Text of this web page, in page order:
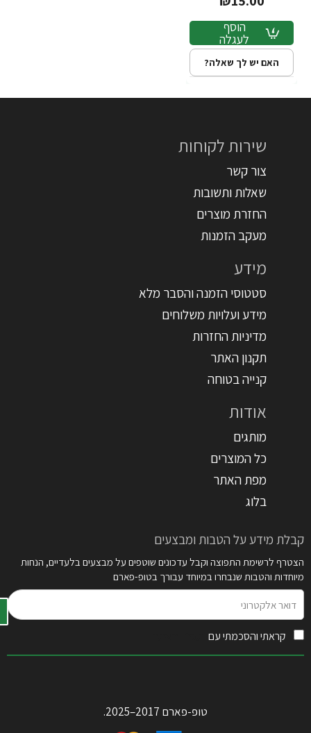
הוסף
לעגלה
האם יש לך שאלה?
שירות לקוחות
צור קשר
שאלות ותשובות
החזרת מוצרים
מעקב הזמנות
מידע
סטטוסי הזמנה והסבר מלא
מידע ועלויות משלוחים
מדיניות החזרות
תקנון האתר
קנייה בטוחה
אודות
מותגים
כל המוצרים
מפת האתר
בלוג
קבלת מידע על הטבות ומבצעים
הצטרף לרשימת התפוצה וקבל עדכונים שוטפים על מבצעים בלעדיים, הנחות
מיוחדות והטבות שנבחרו במיוחד עבורך בטופ-פארם
אלקטרוני
קראתי והסכמתי עם
טופ-פארם 2017–2025.